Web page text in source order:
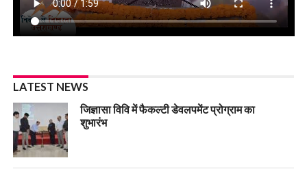
LATEST NEWS
जिज्ञासा विवि में फैकल्टी डेवलपमेंट प्रोग्राम का
शुभारंभ